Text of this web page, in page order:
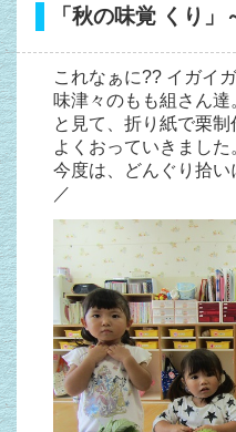
「秋の味覚 くり」
これなぁに?? イガイ
味津々のもも組さん
と見て、折り紙で栗
よくおっていきました
今度は、どんぐり拾
／